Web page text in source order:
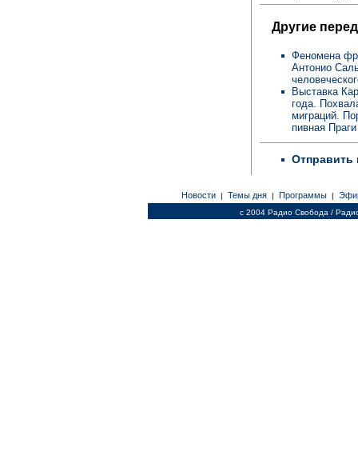
Другие
Феномена
Антонио
Выставка
года.
миграций.
пивная
Отправить
Новости | Темы дня | Программы |
c 2004 Радио Свобода /